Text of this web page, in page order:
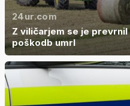
24ur.com
Z viličarjem se je
poškodb umrl